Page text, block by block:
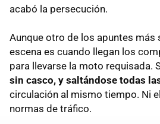
acabó la persecución.
Aunque otro de los apuntes más
escena es cuando llegan los
para llevarse la moto requisada.
sin casco, y saltándose todas
circulación al mismo tiempo. Ni
normas de tráfico.